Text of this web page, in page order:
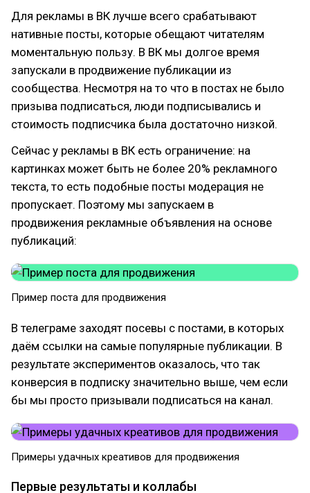
Для рекламы в ВК лучше всего срабатывают
нативные посты, которые обещают читателям
моментальную пользу. В ВК мы долгое время
запускали в продвижение публикации из
сообщества. Несмотря на то что в постах не было
призыва подписаться, люди подписывались и
стоимость подписчика была достаточно низкой.
Сейчас у рекламы в ВК есть ограничение: на
картинках может быть не более 20% рекламного
текста, то есть подобные посты модерация не
пропускает. Поэтому мы запускаем в
продвижения рекламные объявления на основе
публикаций:
Пример поста для продвижения
В телеграме заходят посевы с постами, в которых
даём ссылки на самые популярные публикации. В
результате экспериментов оказалось, что так
конверсия в подписку значительно выше, чем если
бы мы просто призывали подписаться на канал.
Примеры удачных креативов для продвижения
Первые результаты и коллабы